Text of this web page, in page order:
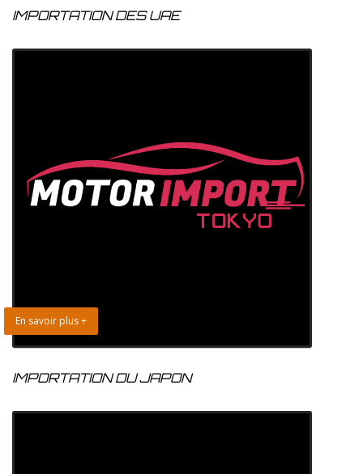
IMPORTATION DES UAE
En savoir plus +
IMPORTATION DU JAPON